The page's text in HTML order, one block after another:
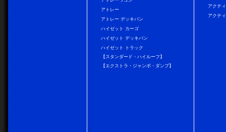
アトレー
アトレー デッキバン
ハイゼット カーゴ
ハイゼット デッキバン
ハイゼット トラック
【スタンダード・ハイルーフ】
【エクストラ・ジャンボ・ダンプ】
アクテ
アクテ